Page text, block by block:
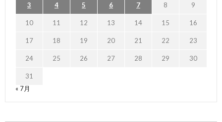
3 4 5 6 7 8 9
10 11 12 13 14 15 16
17 18 19 20 21 22 23
24 25 26 27 28 29 30
31
« 7月